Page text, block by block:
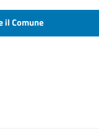
il Comune